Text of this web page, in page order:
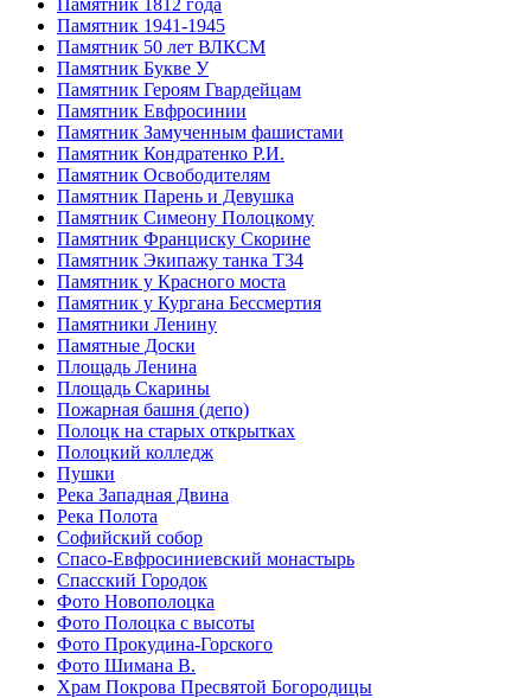
Памятник 1941-1945
Памятник 50 лет ВЛКСМ
Памятник Букве У
Памятник Героям Гвардейцам
Памятник Евфросинии
Памятник Замученным фашистами
Памятник Кондратенко Р.И.
Памятник Освободителям
Памятник Парень и Девушка
Памятник Симеону Полоцкому
Памятник Франциску Скорине
Памятник Экипажу танка Т34
Памятник у Красного моста
Памятник у Кургана Бессмертия
Памятники Ленину
Памятные Доски
Площадь Ленина
Площадь Скарины
Пожарная башня (депо)
Полоцк на старых открытках
Полоцкий колледж
Пушки
Река Западная Двина
Река Полота
Софийский собор
Спасо-Евфросиниевский монастырь
Спасский Городок
Фото Новополоцка
Фото Полоцка с высоты
Фото Прокудина-Горского
Фото Шимана В.
Храм Покрова Пресвятой Богородицы